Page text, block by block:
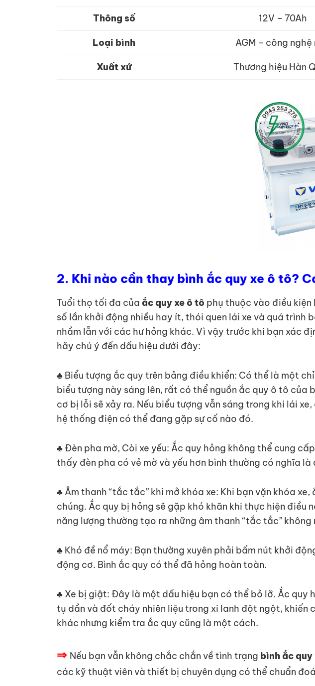
Thông số 12V – 70Ah
Loại bình AGM – công nghệ
Xuất xứ Thương hiệu Hàn
2. Khi nào cần thay bình ắc quy xe ô tô?
Tuổi thọ tối đa của ắc quy xe ô tô phụ thuộc vào điều
số lần khởi động nhiều hay ít, thói quen lái xe và quá trình
nhầm lẫn với các hư hỏng khác. Vì vậy trước khi bạn xác
hãy chú ý đến dấu hiệu dưới đây:
♣ Biểu tượng ắc quy trên bảng điều khiển: Có thể là một
biểu tượng này sáng lên, rất có thể nguồn ắc quy ô tô của
cơ bị lỗi sẽ xảy ra. Nếu biểu tượng vẫn sáng trong khi lái
hệ thống điện có thể đang gặp sự cố nào đó.
♣ Đèn pha mờ, Còi xe yếu: Ắc quy hỏng không thể cung
thấy đèn pha có vẻ mờ và yếu hơn bình thường có nghĩa
♣ Âm thanh “tắc tắc” khi mở khóa xe: Khi bạn vặn khóa
chúng. Ắc quy bị hỏng sẽ gặp khó khăn khi thực hiện
năng lượng thường tạo ra những âm thanh “tắc tắc”
♣ Khó đề nổ máy: Bạn thường xuyên phải bấm nút khởi
động cơ. Bình ắc quy có thể đã hỏng hoàn toàn.
♣ Xe bị giật: Đây là một dấu hiệu bạn có thể bỏ lỡ. Ắc
tụ dần và đốt cháy nhiên liệu trong xi lanh đột ngột, khiến
khác nhưng kiểm tra ắc quy cũng là một cách.
⇒ Nếu bạn vẫn không chắc chắn về tình trạng bình ắc quy
các kỹ thuật viên và thiết bị chuyên dụng có thể chuẩn